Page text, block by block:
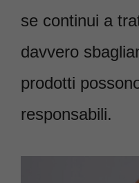
se continui a
davvero
prodotti
responsabili.